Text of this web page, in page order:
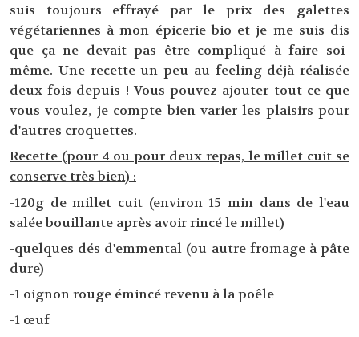
suis toujours effrayé par le prix des galettes
végétariennes à mon épicerie bio et je me suis dis
que ça ne devait pas être compliqué à faire soi-
même. Une recette un peu au feeling déjà réalisée
deux fois depuis ! Vous pouvez ajouter tout ce que
vous voulez, je compte bien varier les plaisirs pour
d'autres croquettes.
Recette (pour 4 ou pour deux repas, le millet cuit se
conserve très bien) :
-120g de millet cuit (environ 15 min dans de l'eau
salée bouillante après avoir rincé le millet)
-quelques dés d'emmental (ou autre fromage à pâte
dure)
-1 oignon rouge émincé revenu à la poêle
-1 œuf